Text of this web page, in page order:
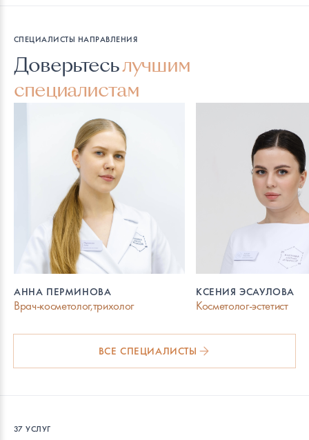
АННА ПЕРМИНОВА
Врач-косметолог,трихолог
КСЕНИЯ ЭСАУЛОВА
Косметолог-эстетист
ВСЕ СПЕЦИАЛИСТЫ
СПЕЦИАЛИСТЫ НАПРАВЛЕНИЯ
Доверьтесьлучшим
специалистам
37 УСЛУГ